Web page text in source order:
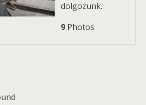
dolgozunk.
9 Photos